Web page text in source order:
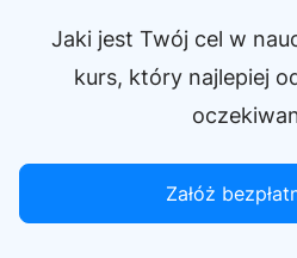
Jaki jest Twój cel w
kurs, który najlepiej
Załóż